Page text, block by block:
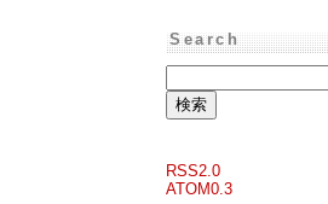
Search
RSS2.0
ATOM0.3